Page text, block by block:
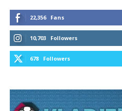
22,356 Fans
10,703 Followers
678 Followers